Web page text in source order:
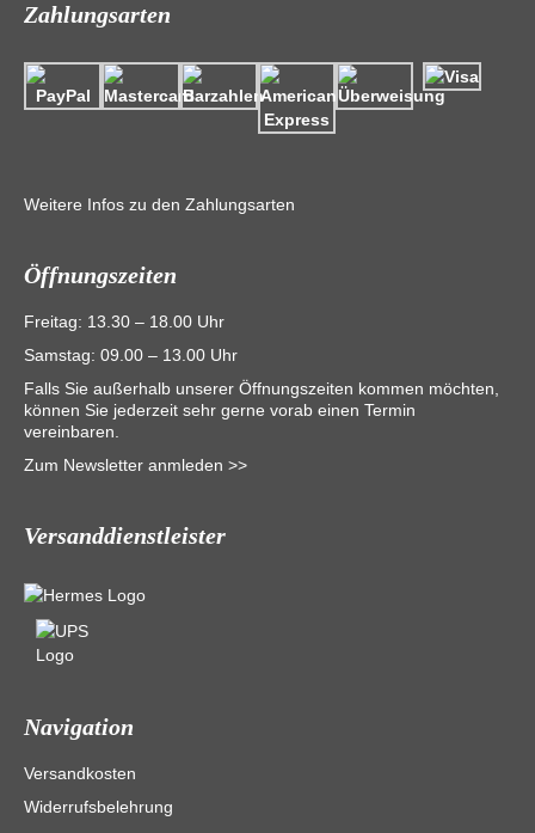
Zahlungsarten
Weitere Infos zu den Zahlungsarten
Öffnungszeiten
Freitag: 13.30 – 18.00 Uhr
Samstag: 09.00 – 13.00 Uhr
Falls Sie außerhalb unserer Öffnungszeiten kommen möchten,
können Sie jederzeit sehr gerne vorab einen Termin
vereinbaren.
Zum Newsletter anmleden >>
Versanddienstleister
Navigation
Versandkosten
Widerrufsbelehrung